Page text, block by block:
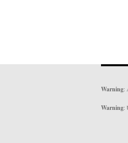
Warning:
Warning: